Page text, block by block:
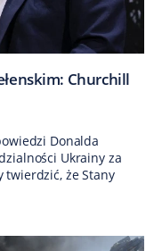
Churchill
Donalda
Ukrainy za
twierdzić, że Stany